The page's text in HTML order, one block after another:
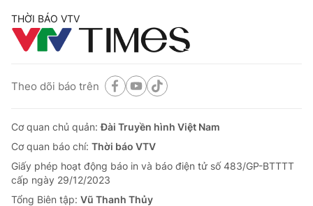
Photo Infographic
VTV Sức khoẻ Bất động sản
Thị trường 24h
THỜI BÁO VTV
Theo dõi báo trên
Cơ quan chủ quản:Đài Truyền hình Việt Nam
Cơ quan báo chí: Thời báo VTV
Giấy phép hoạt động báo in và báo điện tử số 483/GP-BTTTT
cấp ngày 29/12/2023
Tổng Biên tập: Vũ Thanh Thủy